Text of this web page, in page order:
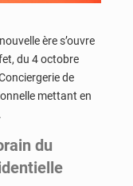
ère s’ouvre
du 4 octobre
de
mettant en
du